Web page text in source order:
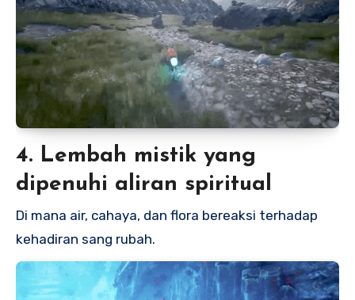
4. Lembah mistik yang
dipenuhi aliran spiritual
Di mana air, cahaya, dan flora bereaksi terhadap
kehadiran sang rubah.